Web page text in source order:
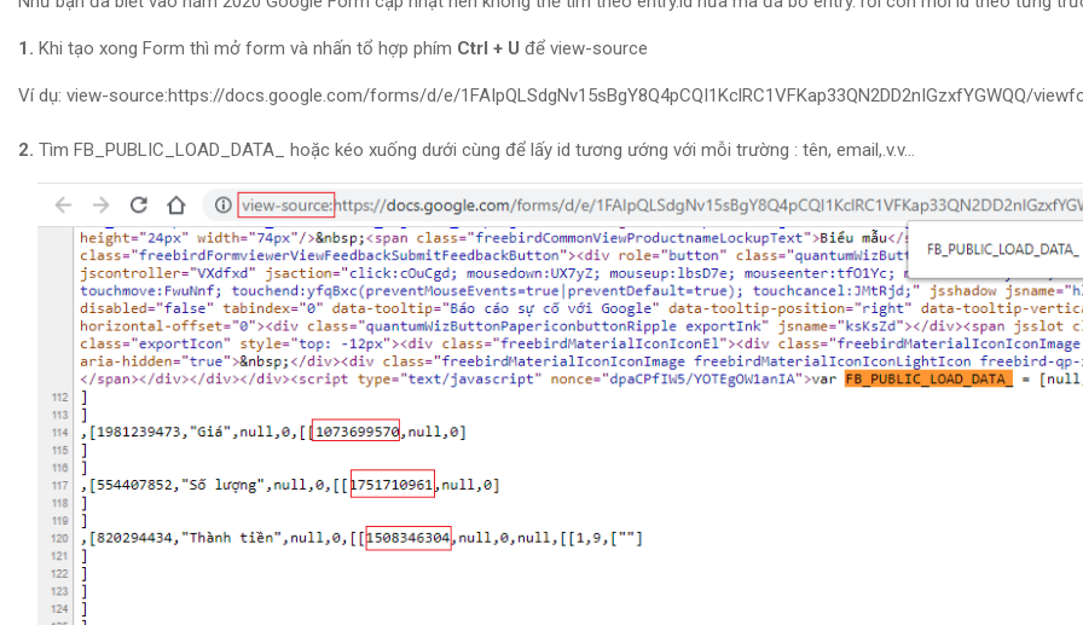
1. Khi tạo xong Form thì mở form và nhấn tổ hợp phím Ctrl + U để view-source
Ví dụ: view-source:https://docs.google.com/forms/d/e/1FAIpQLSdgNv15sBgY8Q4pCQI1KclRC1VFKap33QN2DD2nIGzxfYGWQQ/
2. Tìm FB_PUBLIC_LOAD_DATA_ hoặc kéo xuống dưới cùng để lấy id tương ướng với mỗi trường : tên, email,.v.v...